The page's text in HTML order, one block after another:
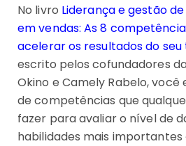
No livro Liderança e gestão
em vendas: As 8
acelerar os resultados do
escrito pelos cofundadores
Okino e Camely Rabelo,
de competências que
fazer para avaliar o nível de
habilidades mais importantes